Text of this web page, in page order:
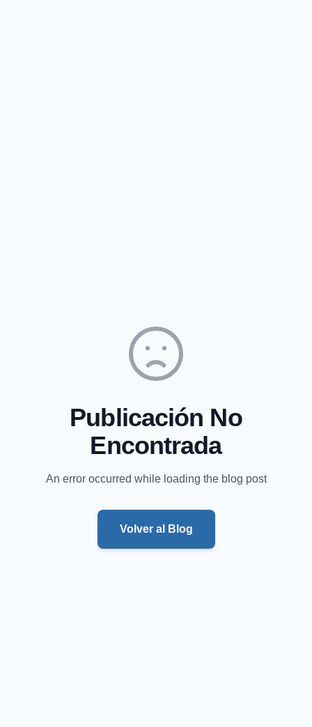
Publicación No
Encontrada
An error occurred while loading the blog post
Volver al Blog